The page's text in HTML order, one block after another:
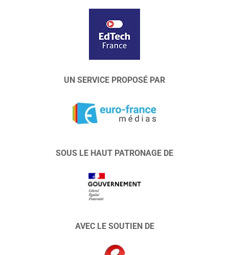
UN SERVICE PROPOSÉ PAR
SOUS LE HAUT PATRONAGE DE
AVEC LE SOUTIEN DE